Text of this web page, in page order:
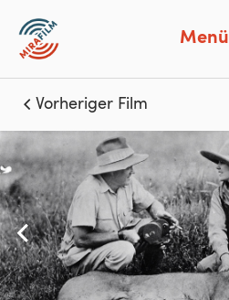
Menü
Vorheriger Film